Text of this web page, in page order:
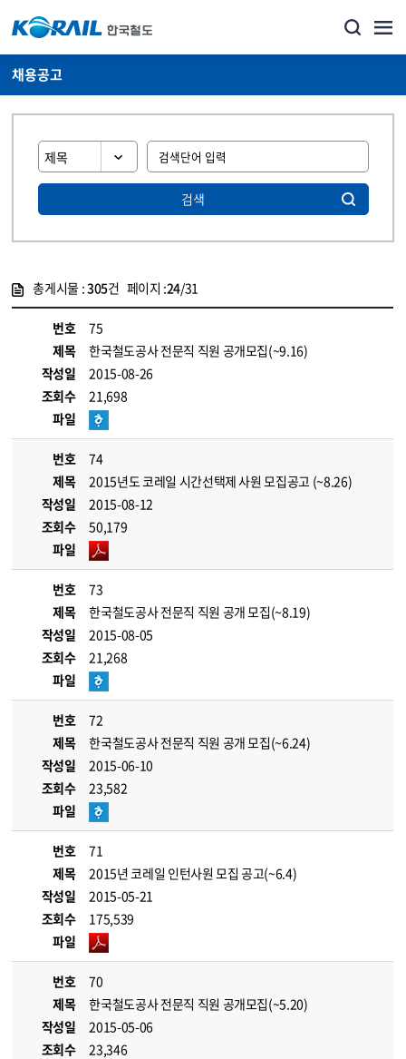
채용공고
검색
총게시물 :305건 페이지 :24/31
번호
75
제목
한국철도공사 전문직 직원 공개모집(~9.16)
작성일
2015-08-26
조회수
21,698
파일
번호
74
제목
2015년도 코레일 시간선택제 사원 모집공고 (~8.26)
작성일
2015-08-12
조회수
50,179
파일
번호
73
제목
한국철도공사 전문직 직원 공개 모집(~8.19)
작성일
2015-08-05
조회수
21,268
파일
번호
72
제목
한국철도공사 전문직 직원 공개 모집(~6.24)
작성일
2015-06-10
조회수
23,582
파일
번호
71
제목
2015년 코레일 인턴사원 모집 공고(~6.4)
작성일
2015-05-21
조회수
175,539
파일
번호
70
제목
한국철도공사 전문직 직원 공개모집(~5.20)
작성일
2015-05-06
조회수
23,346